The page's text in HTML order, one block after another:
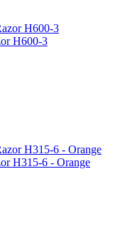
H600-3
H315-6 - Orange